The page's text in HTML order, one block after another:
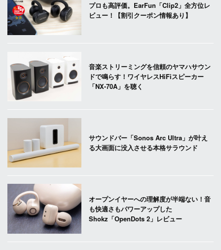
プロも高評価。EarFun「Clip2」全方位レ
ビュー！【割引クーポン情報あり】
音楽ストリーミングを信頼のヤマハサウン
ドで鳴らす！ワイヤレスHiFiスピーカー
「NX-70A」を聴く
サウンドバー「Sonos Arc Ultra」が叶え
る大画面に没入させる本格サラウンド
オープンイヤーへの理解度が半端ない！音
も快適さもパワーアップした
Shokz「OpenDots 2」レビュー